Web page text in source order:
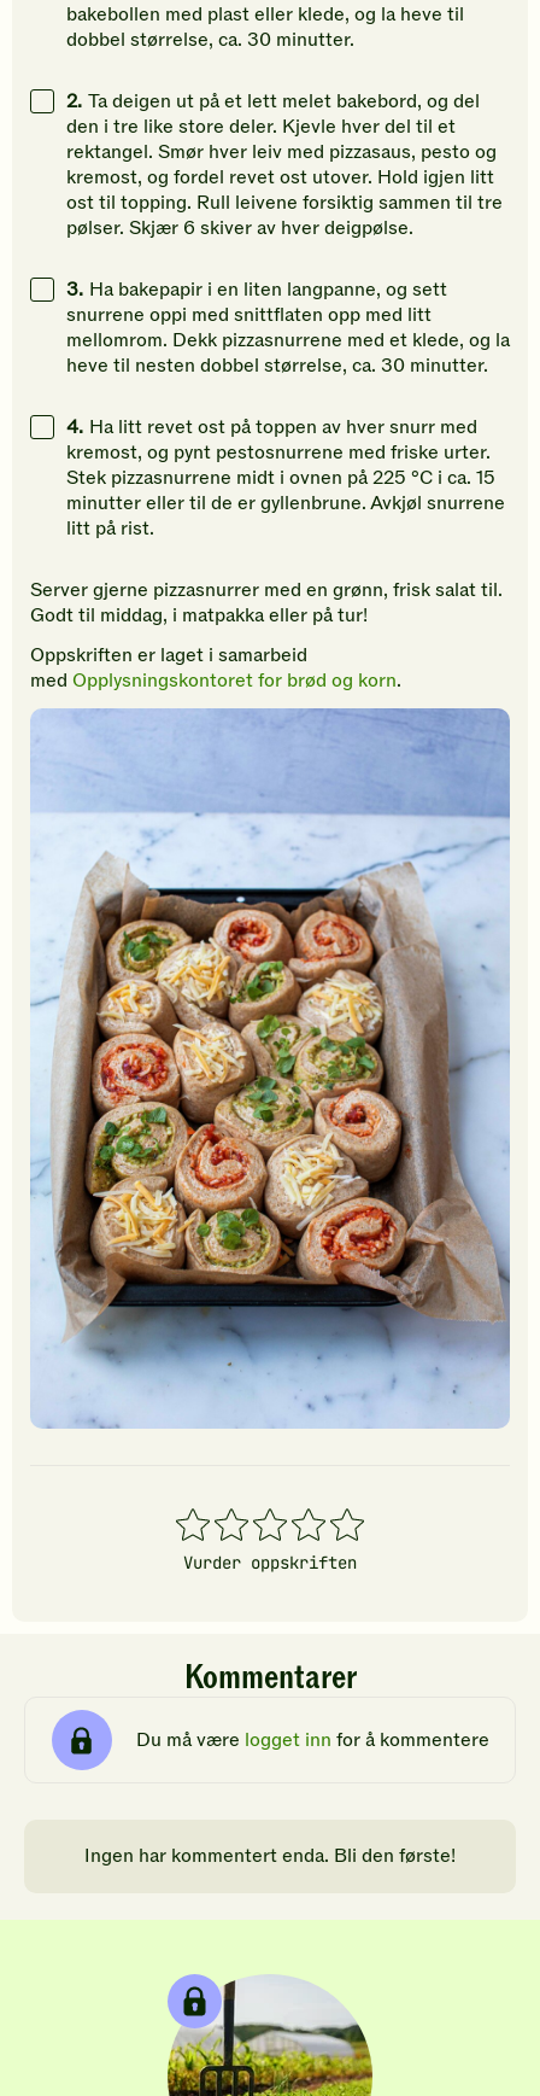
bakebollen med plast eller klede, og la heve til
dobbel størrelse, ca. 30 minutter.
2. Ta deigen ut på et lett melet bakebord, og del
den i tre like store deler. Kjevle hver del til et
rektangel. Smør hver leiv med pizzasaus, pesto og
kremost, og fordel revet ost utover. Hold igjen litt
ost til topping. Rull leivene forsiktig sammen til tre
pølser. Skjær 6 skiver av hver deigpølse.
3. Ha bakepapir i en liten langpanne, og sett
snurrene oppi med snittflaten opp med litt
mellomrom. Dekk pizzasnurrene med et klede, og la
heve til nesten dobbel størrelse, ca. 30 minutter.
4. Ha litt revet ost på toppen av hver snurr med
kremost, og pynt pestosnurrene med friske urter.
Stek pizzasnurrene midt i ovnen på 225 °C i ca. 15
minutter eller til de er gyllenbrune. Avkjøl snurrene
litt på rist.
Server gjerne pizzasnurrer med en grønn, frisk salat til.
Godt til middag, i matpakka eller på tur!
Oppskriften er laget i samarbeid
med Opplysningskontoret for brød og korn.
1
stjerner
2
stjerner
3
stjerner
4
stjerner
5
stjerner
Vurder oppskriften
Kommentarer
Du må være logget inn for å kommentere
Ingen har kommentert enda. Bli den første!